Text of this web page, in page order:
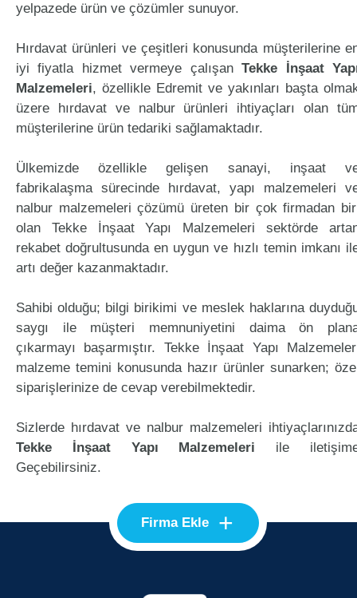
yelpazede ürün ve çözümler sunuyor.
Hırdavat ürünleri ve çeşitleri konusunda müşterilerine
iyi fiyatla hizmet vermeye çalışanTekke İnşaat
Malzemeleri, özellikle Edremit ve yakınları başta
üzere hırdavat ve nalbur ürünleri ihtiyaçları olan
müşterilerine ürün tedariki sağlamaktadır.
Ülkemizde özellikle gelişen sanayi, inşaat
fabrikalaşma sürecinde hırdavat, yapı malzemeleri
nalbur malzemeleri çözümü üreten bir çok firmadan
olan Tekke İnşaat Yapı Malzemeleri sektörde
rekabet doğrultusunda en uygun ve hızlı temin imkanı
artı değer kazanmaktadır.
Sahibi olduğu; bilgi birikimi ve meslek haklarına
saygı ile müşteri memnuniyetini daima ön
çıkarmayı başarmıştır. Tekke İnşaat Yapı
malzeme temini konusunda hazır ürünler sunarken;
siparişlerinize de cevap verebilmektedir.
Sizlerde hırdavat ve nalbur malzemeleri
Tekke İnşaat Yapı Malzemeleri ile
Geçebilirsiniz.
Firma Ekle +